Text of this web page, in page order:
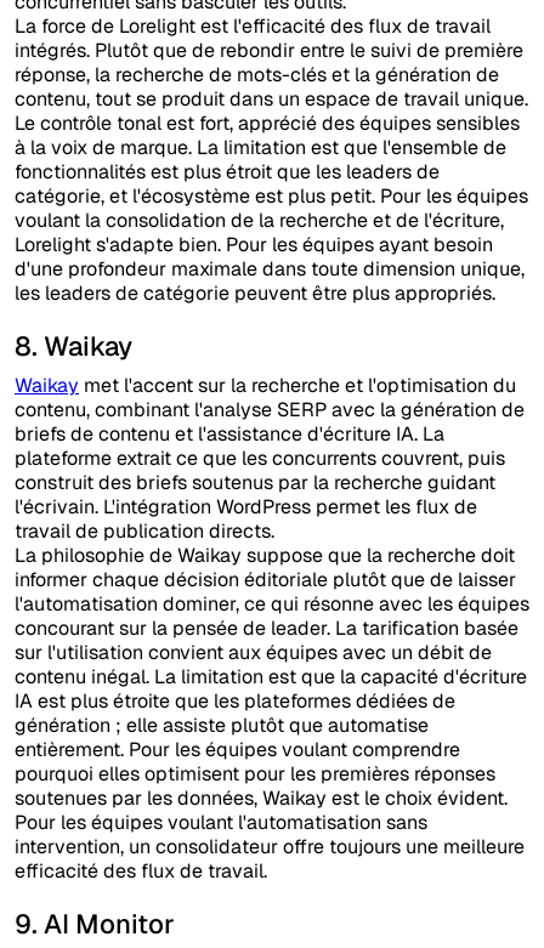
La force de Lorelight est l'efficacité des flux de travail
intégrés. Plutôt que de rebondir entre le suivi de première
réponse, la recherche de mots-clés et la génération de
contenu, tout se produit dans un espace de travail unique.
Le contrôle tonal est fort, apprécié des équipes sensibles
à la voix de marque. La limitation est que l'ensemble de
fonctionnalités est plus étroit que les leaders de
catégorie, et l'écosystème est plus petit. Pour les équipes
voulant la consolidation de la recherche et de l'écriture,
Lorelight s'adapte bien. Pour les équipes ayant besoin
d'une profondeur maximale dans toute dimension unique,
les leaders de catégorie peuvent être plus appropriés.
8. Waikay
Waikay met l'accent sur la recherche et l'optimisation du
contenu, combinant l'analyse SERP avec la génération de
briefs de contenu et l'assistance d'écriture IA. La
plateforme extrait ce que les concurrents couvrent, puis
construit des briefs soutenus par la recherche guidant
l'écrivain. L'intégration WordPress permet les flux de
travail de publication directs.
La philosophie de Waikay suppose que la recherche doit
informer chaque décision éditoriale plutôt que de laisser
l'automatisation dominer, ce qui résonne avec les équipes
concourant sur la pensée de leader. La tarification basée
sur l'utilisation convient aux équipes avec un débit de
contenu inégal. La limitation est que la capacité d'écriture
IA est plus étroite que les plateformes dédiées de
génération ; elle assiste plutôt que automatise
entièrement. Pour les équipes voulant comprendre
pourquoi elles optimisent pour les premières réponses
soutenues par les données, Waikay est le choix évident.
Pour les équipes voulant l'automatisation sans
intervention, un consolidateur offre toujours une meilleure
efficacité des flux de travail.
9. AI Monitor